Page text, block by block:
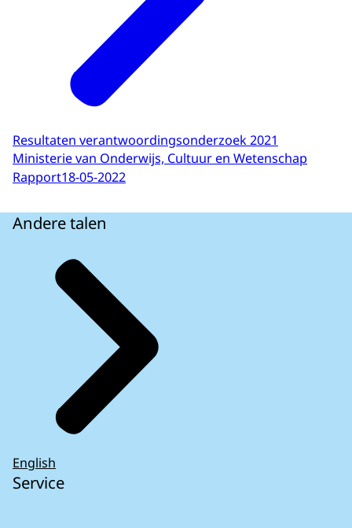
Resultaten verantwoordingsonderzoek 2021
Ministerie van Onderwijs, Cultuur en Wetenschap
Rapport18-05-2022
Andere talen
English
Service